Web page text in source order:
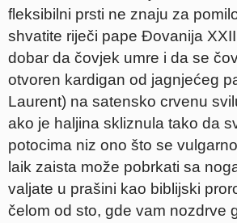
fleksibilni prsti ne znaju za
shvatite riječi pape Đovanija
dobar da čovjek umre i da se
otvoren kardigan od jagnjećeg
Laurent) na satensko crvenu
ako je haljina skliznula tako da
potocima niz ono što se
laik zaista može pobrkati sa
valjate u prašini kao biblijski
čelom od sto, gde vam nozdrve